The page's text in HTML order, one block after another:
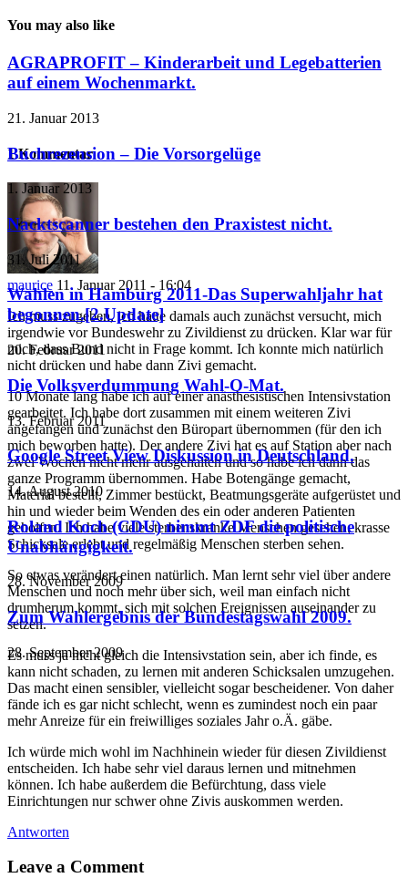
You may also like
AGRAPROFIT – Kinderarbeit und Legebatterien
auf einem Wochenmarkt.
21. Januar 2013
Buchrezension – Die Vorsorgelüge
1. Januar 2013
Nacktscanner bestehen den Praxistest nicht.
31. Juli 2011
Wahlen in Hamburg 2011-Das Superwahljahr hat
begonnen.[2.Update]
20. Februar 2011
Die Volksverdummung Wahl-O-Mat.
13. Februar 2011
Google Street View Diskussion in Deutschland.
14. August 2010
Roland Koch (CDU) nimmt ZDF die politische
Unabhängigkeit.
28. November 2009
Zum Wahlergebnis der Bundestagswahl 2009.
28. September 2009
1 Kommentar
maurice 11. Januar 2011 - 16:04
Ich muss zugeben, ich hatte damals auch zunächst versucht, mich
irgendwie vor Bundeswehr zu Zivildienst zu drücken. Klar war für
mich, dass Bund nicht in Frage kommt. Ich konnte mich natürlich
nicht drücken und habe dann Zivi gemacht.
10 Monate lang habe ich auf einer anästhesistischen Intensivstation
gearbeitet. Ich habe dort zusammen mit einem weiteren Zivi
angefangen und zunächst den Büropart übernommen (für den ich
mich beworben hatte). Der andere Zivi hat es auf Station aber nach
zwei Wochen nicht mehr ausgehalten und so habe ich dann das
ganze Programm übernommen. Habe Botengänge gemacht,
Material bestellt, Zimmer bestückt, Beatmungsgeräte aufgerüstet und
hin und wieder beim Wenden des ein oder anderen Patienten
geholfen. Ich habe viele sterbenskranke Menschen gesehen, krasse
Schicksale erlebt und regelmäßig Menschen sterben sehen.
So etwas verändert einen natürlich. Man lernt sehr viel über andere
Menschen und noch mehr über sich, weil man einfach nicht
drumherum kommt, sich mit solchen Ereignissen auseinander zu
setzen.
Es muss ja nicht gleich die Intensivstation sein, aber ich finde, es
kann nicht schaden, zu lernen mit anderen Schicksalen umzugehen.
Das macht einen sensibler, vielleicht sogar bescheidener. Von daher
fände ich es gar nicht schlecht, wenn es zumindest noch ein paar
mehr Anreize für ein freiwilliges soziales Jahr o.Ä. gäbe.
Ich würde mich wohl im Nachhinein wieder für diesen Zivildienst
entscheiden. Ich habe sehr viel daraus lernen und mitnehmen
können. Ich habe außerdem die Befürchtung, dass viele
Einrichtungen nur schwer ohne Zivis auskommen werden.
Antworten
Leave a Comment